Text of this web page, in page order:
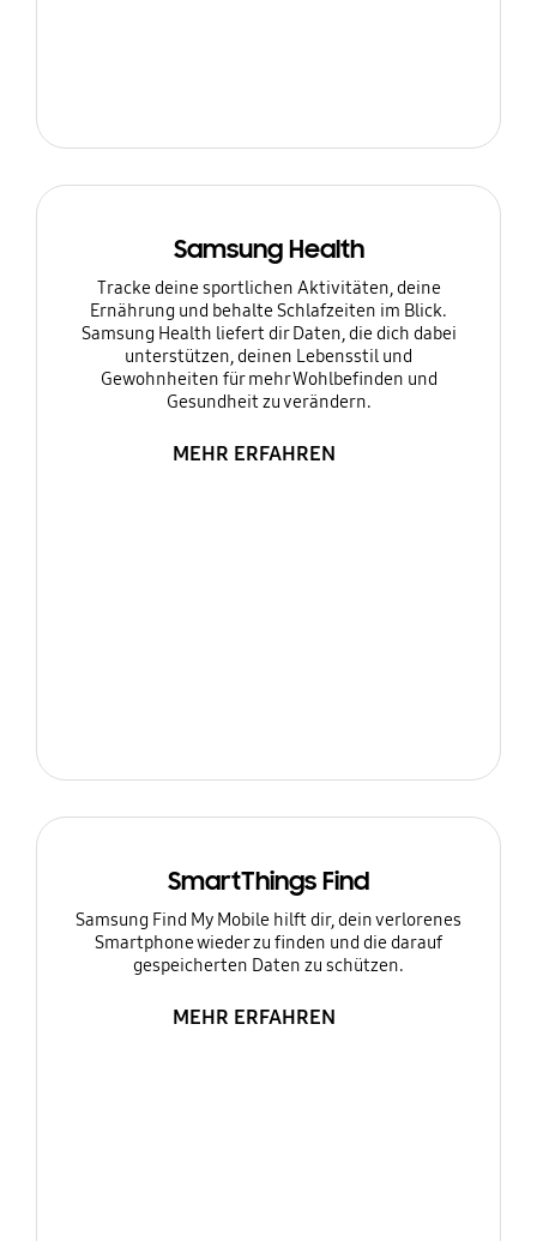
Samsung Health
Tracke deine sportlichen Aktivitäten, deine
Ernährung und behalte Schlafzeiten im Blick.
Samsung Health liefert dir Daten, die dich dabei
unterstützen, deinen Lebensstil und
Gewohnheiten für mehr Wohlbefinden und
Gesundheit zu verändern.
MEHR ERFAHREN
SmartThings Find
Samsung Find My Mobile hilft dir, dein verlorenes
Smartphone wieder zu finden und die darauf
gespeicherten Daten zu schützen.
MEHR ERFAHREN